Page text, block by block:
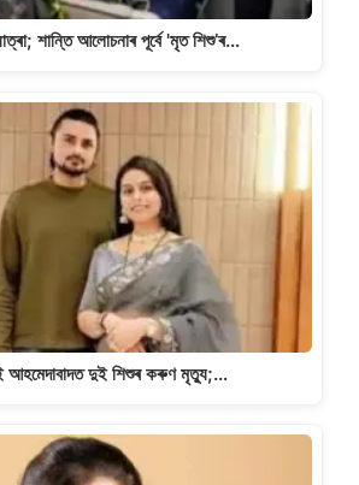
শান্তি আলোচনাৰ পূৰ্বে 'মৃত শিশু’ৰ…
আহমেদাবাদত দুই শিশুৰ কৰুণ মৃত্যু;…